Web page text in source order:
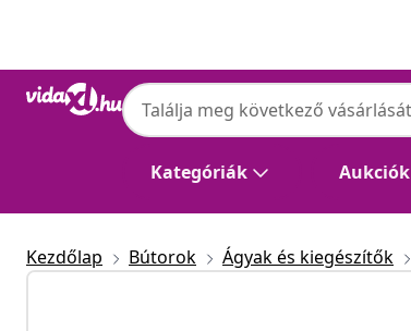
Kategóriák Aukciók
Kezdőlap Bútorok Ágyak és kiegészítők